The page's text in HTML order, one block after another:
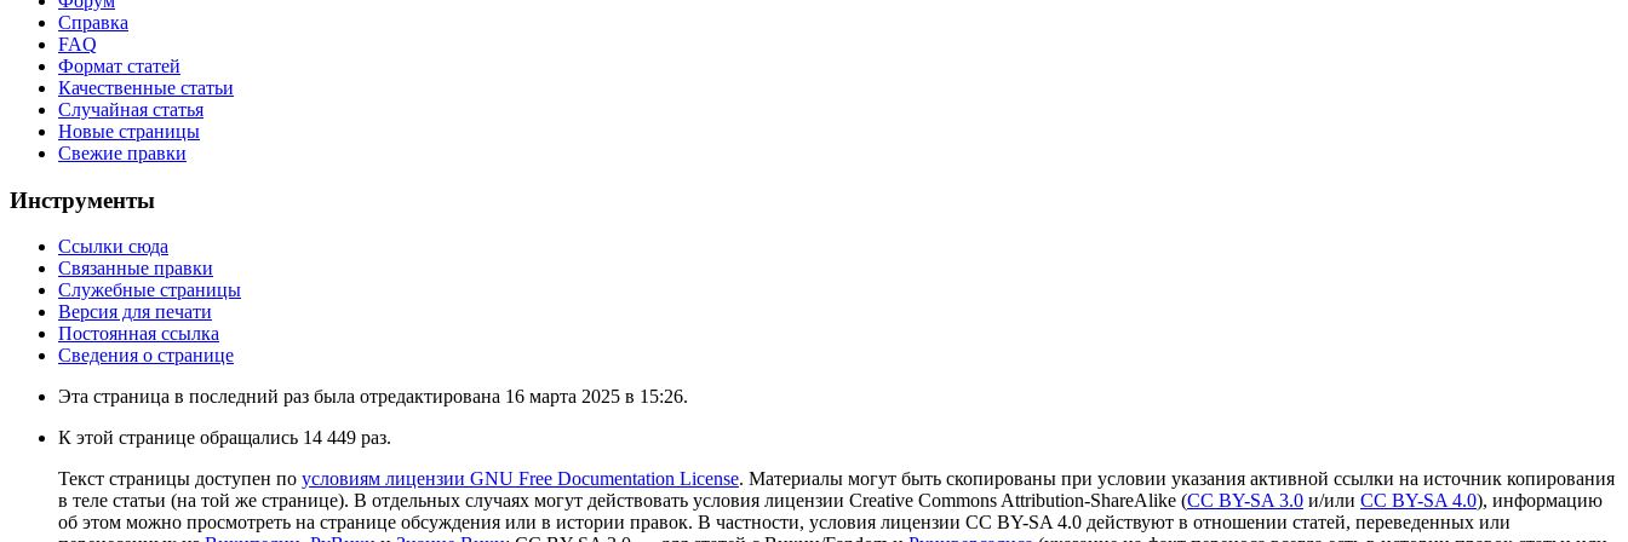
Справка
FAQ
Формат статей
Качественные статьи
Случайная статья
Новые страницы
Свежие правки
Инструменты
Ссылки сюда
Связанные правки
Служебные страницы
Версия для печати
Постоянная ссылка
Сведения о странице
Эта страница в последний раз была отредактирована 16 марта 2025 в 15:26.
К этой странице обращались 14 449 раз.
Текст страницы доступен по условиям лицензии GNU Free Documentation License. Материалы могут быть скопированы при условии указания активной ссылки на источник копирования
в теле статьи (на той же странице). В отдельных случаях могут действовать условия лицензии Creative Commons Attribution-ShareAlike (CC BY-SA 3.0 и/или CC BY-SA 4.0), информацию
об этом можно просмотреть на странице обсуждения или в истории правок. В частности, условия лицензии CC BY-SA 4.0 действуют в отношении статей, переведенных или